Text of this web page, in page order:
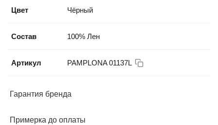
Цвет Чёрный
Состав 100% Лен
Артикул PAMPLONA 01137L
Гарантия бренда
Примерка до оплаты